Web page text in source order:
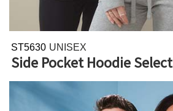
ST5630 UNISEX
Side Pocket Hoodie Select